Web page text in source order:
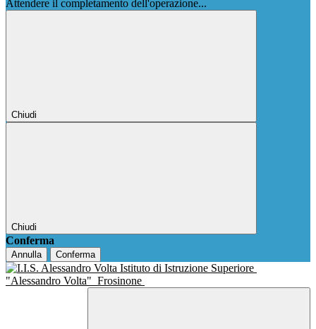
Attendere il completamento dell'operazione...
Chiudi
Chiudi
Conferma
Annulla Conferma
Istituto di Istruzione Superiore
"Alessandro Volta" Frosinone